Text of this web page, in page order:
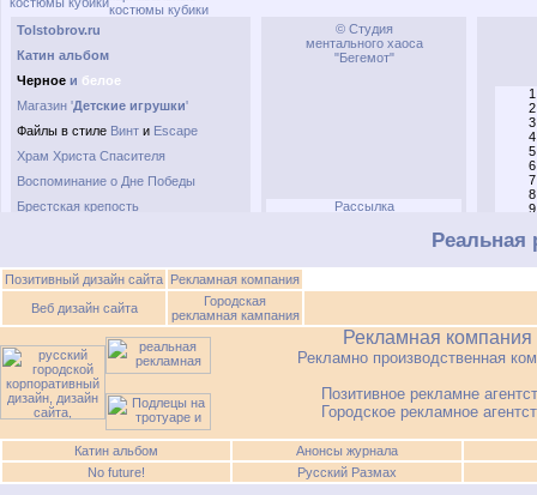
Реальная
Позитивный дизайн сайта
Рекламная компания
Веб дизайн сайта
Городская
рекламная кампания
Рекламная компания
Рекламно производственная
Позитивное рекламне
Городское рекламное
Катин альбом
Анонсы журнала
No future!
Русский Размах